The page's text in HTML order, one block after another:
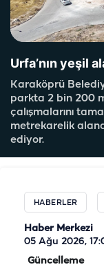
Urfa’nın yeşil
Karaköprü
parkta 2 bin 200
çalışmalarını
metrekarelik
ediyor.
HABERLER
Haber Merkezi
05 Ağu 2026,
Güncelleme